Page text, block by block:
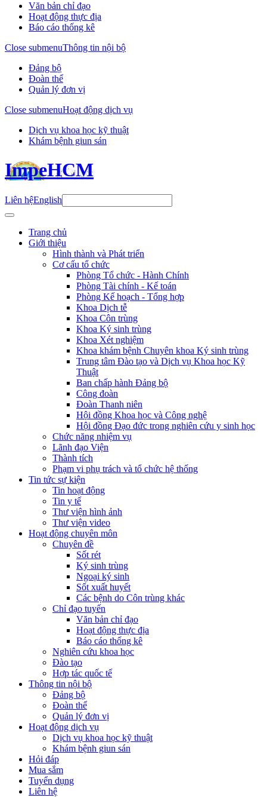
Văn bản chỉ đạo
Hoạt động thực địa
Báo cáo thống kê
Close submenuThông tin nội bộ
Đảng bộ
Đoàn thể
Quản lý đơn vị
Close submenuHoạt động dịch vụ
Dịch vụ khoa học kỹ thuật
Khám bệnh giun sán
ImpeHCM
Liên hệEnglish
Trang chủ
Giới thiệu
Hình thành và Phát triển
Cơ cấu tổ chức
Phòng Tổ chức - Hành Chính
Phòng Tài chính - Kế toán
Phòng Kế hoạch - Tổng hợp
Khoa Dịch tễ
Khoa Côn trùng
Khoa Ký sinh trùng
Khoa Xét nghiệm
Khoa khám bệnh Chuyên khoa Ký sinh trùng
Trung tâm Đào tạo và Dịch vụ Khoa học Kỹ
Thuật
Ban chấp hành Đảng bộ
Công đoàn
Đoàn Thanh niên
Hội đồng Khoa học và Công nghệ
Hội đồng Đạo đức trong nghiên cứu y sinh học
Chức năng nhiệm vụ
Lãnh đạo Viện
Thành tích
Phạm vi phụ trách và tổ chức hệ thống
Tin tức sự kiện
Tin hoạt động
Tin y tế
Thư viện hình ảnh
Thư viện video
Hoạt động chuyên môn
Chuyên đề
Sốt rét
Ký sinh trùng
Ngoại ký sinh
Sốt xuất huyết
Các bệnh do Côn trùng khác
Chỉ đạo tuyến
Văn bản chỉ đạo
Hoạt động thực địa
Báo cáo thống kê
Nghiên cứu khoa học
Đào tạo
Hợp tác quốc tế
Thông tin nội bộ
Đảng bộ
Đoàn thể
Quản lý đơn vị
Hoạt động dịch vụ
Dịch vụ khoa học kỹ thuật
Khám bệnh giun sán
Hỏi đáp
Mua sắm
Tuyển dụng
Liên hệ